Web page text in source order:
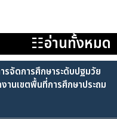
☷อ่านทั้งหมด
จัดการศึกษาระดับปฐมวัย
านเขตพื้นที่การศึกษาประถม